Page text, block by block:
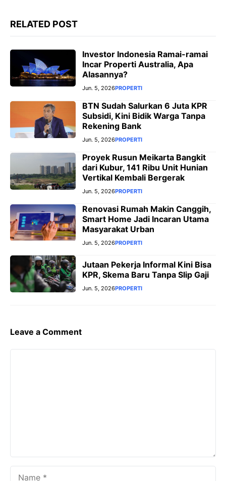
RELATED POST
Investor Indonesia Ramai-ramai
Incar Properti Australia, Apa
Alasannya?
Jun. 5, 2026PROPERTI
BTN Sudah Salurkan 6 Juta KPR
Subsidi, Kini Bidik Warga Tanpa
Rekening Bank
Jun. 5, 2026PROPERTI
Proyek Rusun Meikarta Bangkit
dari Kubur, 141 Ribu Unit Hunian
Vertikal Kembali Bergerak
Jun. 5, 2026PROPERTI
Renovasi Rumah Makin Canggih,
Smart Home Jadi Incaran Utama
Masyarakat Urban
Jun. 5, 2026PROPERTI
Jutaan Pekerja Informal Kini Bisa
KPR, Skema Baru Tanpa Slip Gaji
Jun. 5, 2026PROPERTI
Leave a Comment